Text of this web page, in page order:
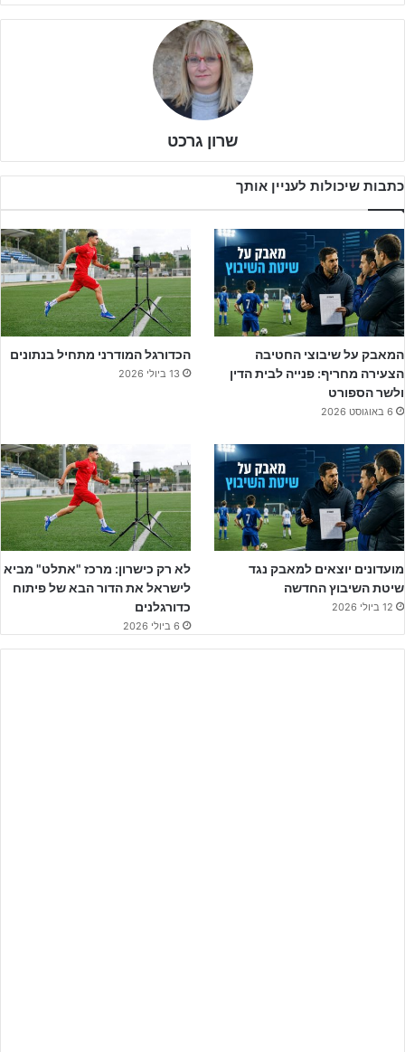
השער ואת המועדון, עוקב אחר שוערים בליגות הגבוהות ושואף להגיע
הראל ילד חרוץ, חברותי ושמח שאוהב את הקבוצה ואת החברים. הוא
תלמיד כיתה ז׳ בבית הספר התיכון "רגר" ומגלה יכולות לימודיות טובות
מאוד, על אף הקושי לשלב בין האינטנסיביות של האימונים והדרישות
כמו בכל המשפחות הטובות, גם במשפחת לוי כל המשפחה מגויסת סביב
ונעבור לתחזית,
הזדמנות למכבי ב״ש לנצל את יתרון
הביתיות בניסיון להשיג ניצחון ליגה שני העונה. התפתחות המשחק תלויה
שרון גרכט
כתבות שיכולות לעניין אותך
המאבק על שיבוצי החטיבה
הצעירה מחריף: פנייה לבית הדין
ולשר הספורט
6 באוגוסט 2026
הכדורגל המודרני מתחיל בנתונים
13 ביולי 2026
מועדונים יוצאים למאבק נגד
שיטת השיבוץ החדשה
12 ביולי 2026
לא רק כישרון: מרכז "אתלט" מביא
לישראל את הדור הבא של פיתוח
כדורגלנים
6 ביולי 2026